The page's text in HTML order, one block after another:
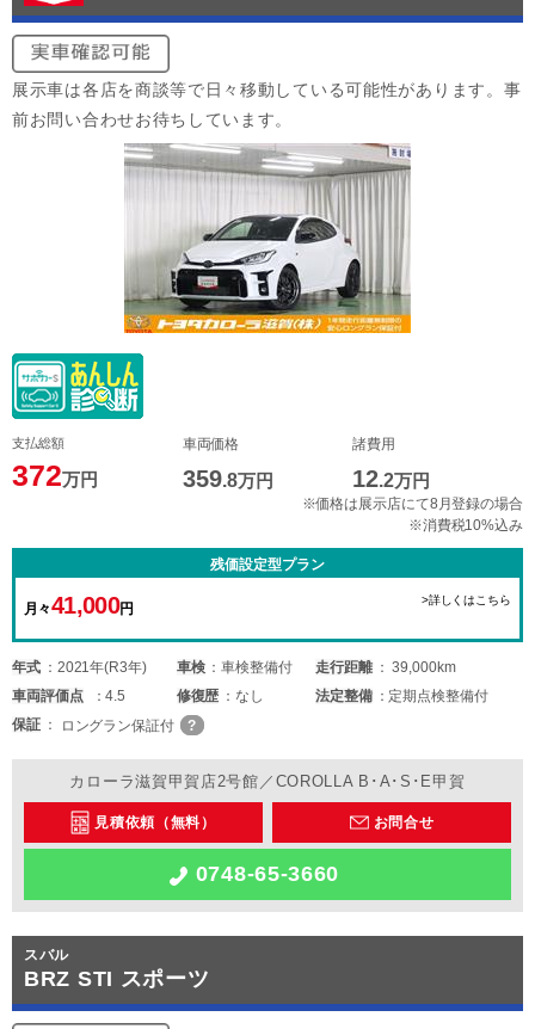
展示車は各店を商談等で日々移動している可能性があります。事
前お問い合わせお待ちしています。
支払総額
372万円
車両価格
359.8万円
諸費用
12.2万円
※価格は展示店にて8月登録の場合
※消費税10%込み
残価設定型プラン
月々41,000円
>詳しくはこちら
年式 2021年(R3年) 車検 車検整備付 走行距離
39,000km
車両評価点 4.5 修復歴 なし 法定整備
定期点検整備付
保証
ロングラン保証付
カローラ滋賀甲賀店2号館／COROLLA B･A･S･E甲賀
見積依頼（無料） お問合せ
0748-65-3660
スバル
BRZ STI スポーツ